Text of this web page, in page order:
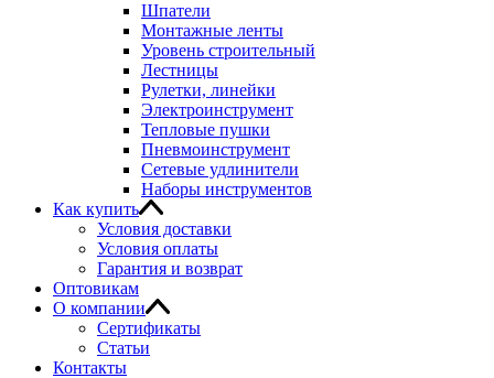
Шпатели
Монтажные ленты
Уровень строительный
Лестницы
Рулетки, линейки
Электроинструмент
Тепловые пушки
Пневмоинструмент
Сетевые удлинители
Наборы инструментов
Как купить
Условия доставки
Условия оплаты
Гарантия и возврат
Оптовикам
О компании
Сертификаты
Статьи
Контакты